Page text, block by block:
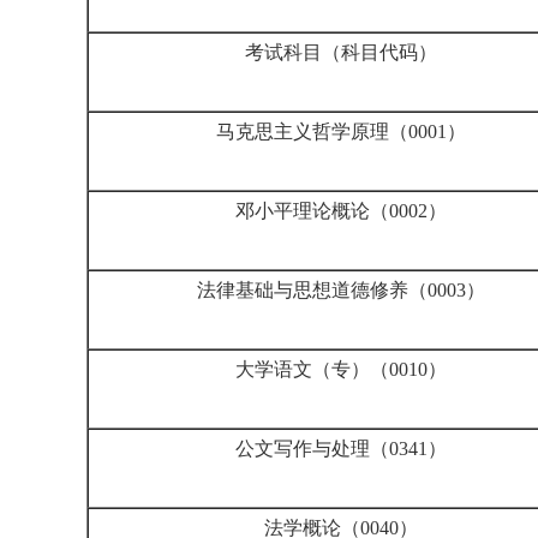
考试科目（科目代码）
马克思主义哲学原理（0001）
邓小平理论概论（0002）
法律基础与思想道德修养（0003）
大学语文（专）（0010）
公文写作与处理（0341）
法学概论（0040）